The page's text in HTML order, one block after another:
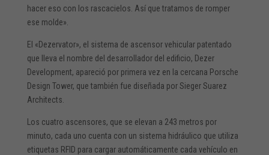
hacer eso con los rascacielos. Así que tratamos de romper
ese molde».
El «Dezervator», el sistema de ascensor vehicular patentado
que lleva el nombre del desarrollador del edificio, Dezer
Development, apareció por primera vez en la cercana Porsche
Design Tower, que también fue diseñada por Sieger Suarez
Architects.
Los cuatro ascensores, que se elevan a 243 metros por
minuto, cada uno cuenta con un sistema hidráulico que utiliza
etiquetas RFID para cargar automáticamente cada vehículo en